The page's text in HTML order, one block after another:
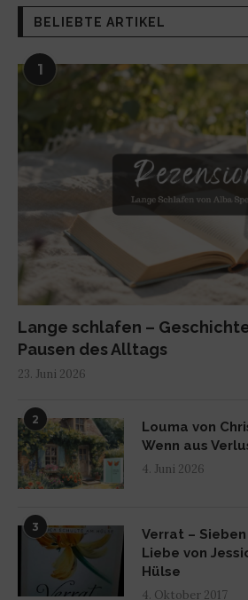
BELIEBTE ARTIKEL
1
Lange schlafen –
Pausen des Alltags
23. Juni 2026
2
Louma von
Wenn aus
4. Juni 2026
3
Verrat –
Liebe von
Hülse
4. Oktober 2017